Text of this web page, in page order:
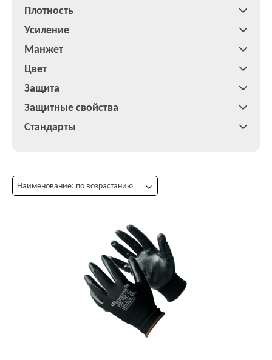
Плотность
Усиление
Манжет
Цвет
Защита
Защитные свойства
Стандарты
Наименование: по возрастанию